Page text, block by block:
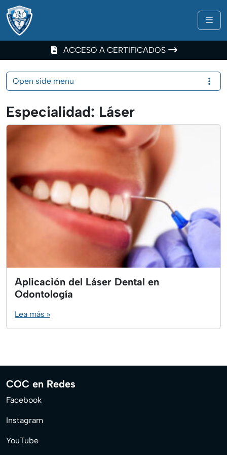
ACCESO A CERTIFICADOS
Especialidad: Láser
Aplicación del Láser Dental en
Odontología
Lea más »
Open side menu
COC en Redes
Facebook
Instagram
YouTube